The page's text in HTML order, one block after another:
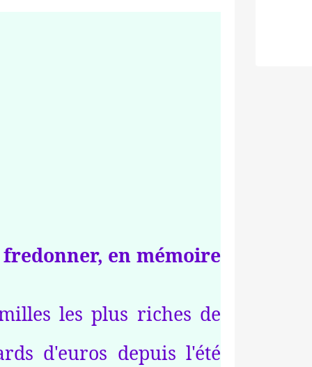
fredonner, en mémoire
les plus riches de
d'euros depuis l'été